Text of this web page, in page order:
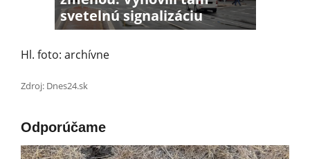
svetelnú signalizáciu
Hl. foto: archívne
Zdroj: Dnes24.sk
Odporúčame